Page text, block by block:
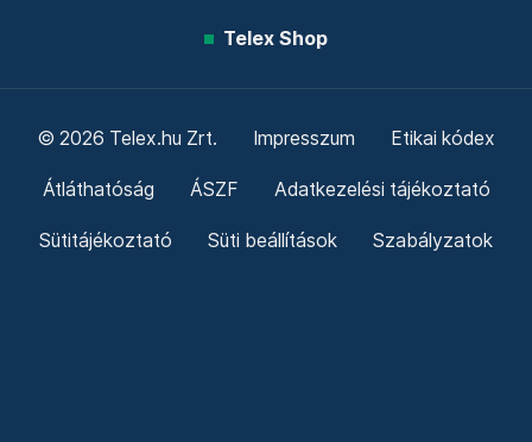
Telex Shop
© 2026 Telex.hu Zrt. Impresszum Etikai kódex
Átláthatóság ÁSZF Adatkezelési tájékoztató
Sütitájékoztató Süti beállítások Szabályzatok